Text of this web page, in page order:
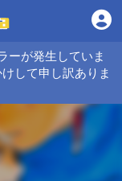
ーが発生していま
して申し訳ありま